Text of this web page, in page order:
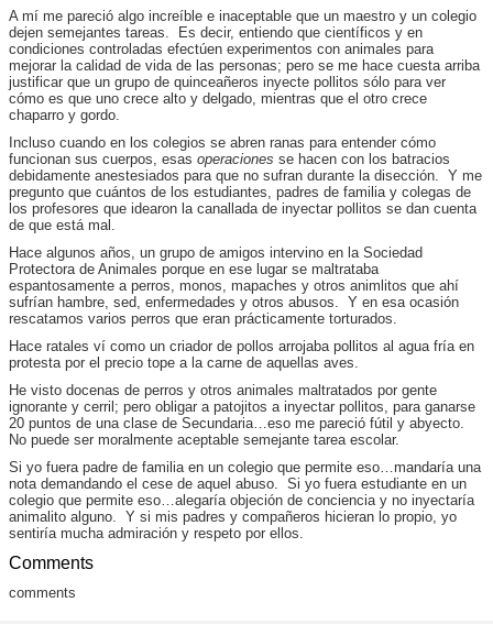
A mí me pareció algo increíble e inaceptable que un maestro y un colegio
dejen semejantes tareas. Es decir, entiendo que científicos y en
condiciones controladas efectúen experimentos con animales para
mejorar la calidad de vida de las personas; pero se me hace cuesta arriba
justificar que un grupo de quinceañeros inyecte pollitos sólo para ver
cómo es que uno crece alto y delgado, mientras que el otro crece
chaparro y gordo.
Incluso cuando en los colegios se abren ranas para entender cómo
funcionan sus cuerpos, esas operaciones se hacen con los batracios
debidamente anestesiados para que no sufran durante la disección. Y me
pregunto que cuántos de los estudiantes, padres de familia y colegas de
los profesores que idearon la canallada de inyectar pollitos se dan cuenta
de que está mal.
Hace algunos años, un grupo de amigos intervino en la Sociedad
Protectora de Animales porque en ese lugar se maltrataba
espantosamente a perros, monos, mapaches y otros animlitos que ahí
sufrían hambre, sed, enfermedades y otros abusos. Y en esa ocasión
rescatamos varios perros que eran prácticamente torturados.
Hace ratales ví como un criador de pollos arrojaba pollitos al agua fría en
protesta por el precio tope a la carne de aquellas aves.
He visto docenas de perros y otros animales maltratados por gente
ignorante y cerril; pero obligar a patojitos a inyectar pollitos, para ganarse
20 puntos de una clase de Secundaria…eso me pareció fútil y abyecto.
No puede ser moralmente aceptable semejante tarea escolar.
Si yo fuera padre de familia en un colegio que permite eso…mandaría una
nota demandando el cese de aquel abuso. Si yo fuera estudiante en un
colegio que permite eso…alegaría objeción de conciencia y no inyectaría
animalito alguno. Y si mis padres y compañeros hicieran lo propio, yo
sentiría mucha admiración y respeto por ellos.
Comments
comments